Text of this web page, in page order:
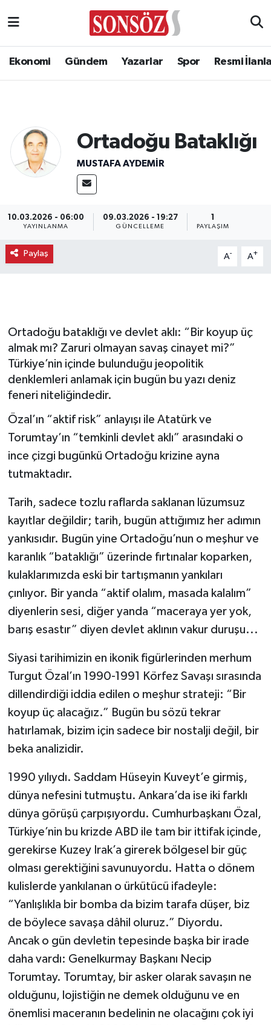
Ekonomi Gündem Yazarlar Spor Resmi
Ortadoğu Bataklığı
MUSTAFA AYDEMIR
10.03.2026 - 06:00
YAYINLANMA
09.03.2026 - 19:27
GÜNCELLEME PAYLAŞIM
Paylaş A- A+
Ortadoğu bataklığı ve devlet aklı: “Bir koyup üç
almak mı? Zaruri olmayan savaş cinayet mi?”
Türkiye’nin içinde bulunduğu jeopolitik
denklemleri anlamak için bugün bu yazı deniz
feneri niteliğindedir.
Özal’ın “aktif risk” anlayışı ile Atatürk ve
Torumtay’ın “temkinli devlet aklı” arasındaki o
ince çizgi bugünkü Ortadoğu krizine ayna
tutmaktadır.
Tarih, sadece tozlu raflarda saklanan lüzumsuz
kayıtlar değildir; tarih, bugün attığımız her adımın
yankısıdır. Bugün yine Ortadoğu’nun o meşhur ve
karanlık “bataklığı” üzerinde fırtınalar koparken,
kulaklarımızda eski bir tartışmanın yankıları
çınlıyor. Bir yanda “aktif olalım, masada kalalım”
diyenlerin sesi, diğer yanda “maceraya yer yok,
barış esastır” diyen devlet aklının vakur duruşu...
Siyasi tarihimizin en ikonik figürlerinden merhum
Turgut Özal’ın 1990-1991 Körfez Savaşı sırasında
dillendirdiği iddia edilen o meşhur strateji: “Bir
koyup üç alacağız.” Bugün bu sözü tekrar
hatırlamak, bizim için sadece bir nostalji değil, bir
beka analizidir.
1990 yılıydı. Saddam Hüseyin Kuveyt’e girmiş,
dünya nefesini tutmuştu. Ankara’da ise iki farklı
dünya görüşü çarpışıyordu. Cumhurbaşkanı Özal,
Türkiye’nin bu krizde ABD ile tam bir ittifak içinde,
gerekirse Kuzey Irak’a girerek bölgesel bir güç
olması gerektiğini savunuyordu. Hatta o dönem
kulislerde yankılanan o ürkütücü ifadeyle:
“Yanlışlıkla bir bomba da bizim tarafa düşer, biz
de böylece savaşa dâhil oluruz.” Diyordu.
Ancak o gün devletin tepesinde başka bir irade
daha vardı: Genelkurmay Başkanı Necip
Torumtay. Torumtay, bir asker olarak savaşın ne
olduğunu, lojistiğin ne demek olduğunu ve en
önemlisi maceranın bedelinin ne olacağını çok iyi